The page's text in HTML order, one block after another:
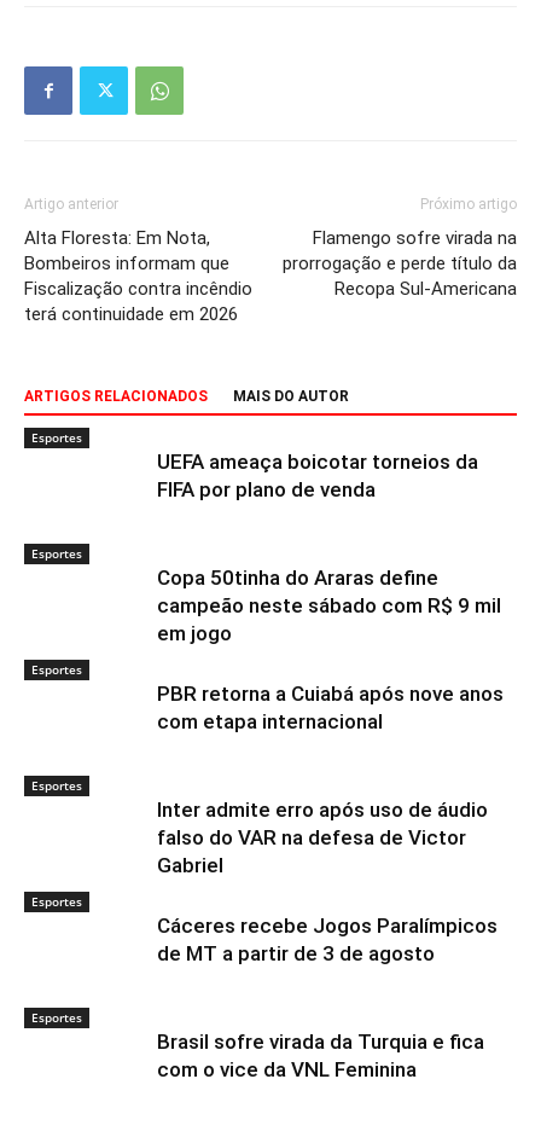
Artigo anterior
Alta Floresta: Em Nota,
Bombeiros informam que
Fiscalização contra incêndio
terá continuidade em 2026
Próximo artigo
Flamengo sofre virada na
prorrogação e perde título da
Recopa Sul-Americana
ARTIGOS RELACIONADOS MAIS DO AUTOR
Esportes
UEFA ameaça boicotar torneios da
FIFA por plano de venda
Esportes
Copa 50tinha do Araras define
campeão neste sábado com R$ 9 mil
em jogo
Esportes
PBR retorna a Cuiabá após nove anos
com etapa internacional
Esportes
Inter admite erro após uso de áudio
falso do VAR na defesa de Victor
Gabriel
Esportes
Cáceres recebe Jogos Paralímpicos
de MT a partir de 3 de agosto
Esportes
Brasil sofre virada da Turquia e fica
com o vice da VNL Feminina